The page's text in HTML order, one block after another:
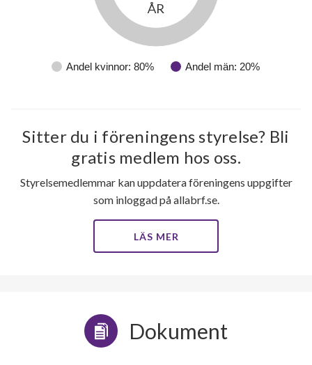
Andel kvinnor: 80% Andel män: 20%
ÅR
Sitter du i föreningens styrelse? Bli
gratis medlem hos oss.
Styrelsemedlemmar kan uppdatera föreningens uppgifter
som inloggad på allabrf.se.
LÄS MER
Dokument